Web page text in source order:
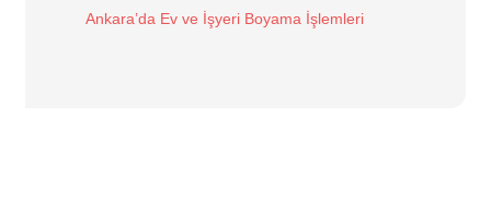
Ankara’da Ev ve İşyeri Boyama İşlemleri